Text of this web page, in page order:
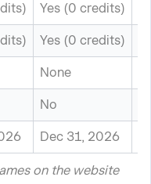
Yes (0 credits)
Yes (0 credits)
None
No
Dec 31, 2026
on the website